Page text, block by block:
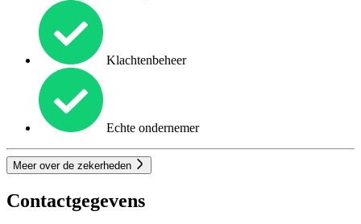
Klachtenbeheer
Echte ondernemer
Meer over de zekerheden
Contactgegevens